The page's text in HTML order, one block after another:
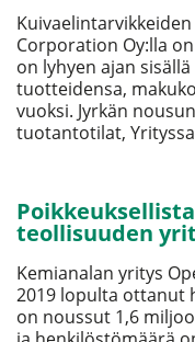
Corporation Oy:lla
on lyhyen ajan
tuotteidensa,
vuoksi. Jyrkän
tuotantotilat,
teollisuuden
Kemianalan yritys
2019 lopulta ottanut
on noussut 1,6